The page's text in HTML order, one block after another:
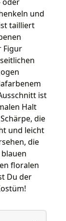
und
tailliert
Figur
ist
Halt
die
und leicht
die
floralen
Du der